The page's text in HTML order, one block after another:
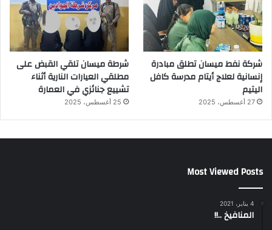
شركة نفط ميسان تطلق مبادرة
إنسانية لعلاج أيتام مدرسة كافل
اليتيم
27 أغسطس، 2025
شرطة ميسان تلقي القبض على
مطلقي العيارات النارية أثناء
تشييع جنائزي في العمارة
25 أغسطس، 2025
Most Viewed Posts
4 يناير، 2021
المنافيخ ..!!